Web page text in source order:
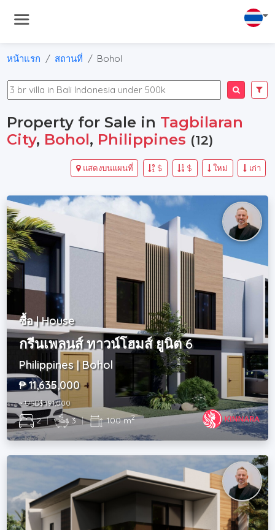
หน้าแรก สถานที่ Bohol
Property for Sale in Tagbilaran
City, Bohol, Philippines (12)
เก่า
ใหม่
$
$
แสดงบนแผนที่
ซื้อ | House
กรีนเพลนส์ ทาวน์โฮมส์ ยูนิต 6
Philippines | Bohol
₱ 11,635,000
~ USD$ 191,000
2 | 3 | 100 m2